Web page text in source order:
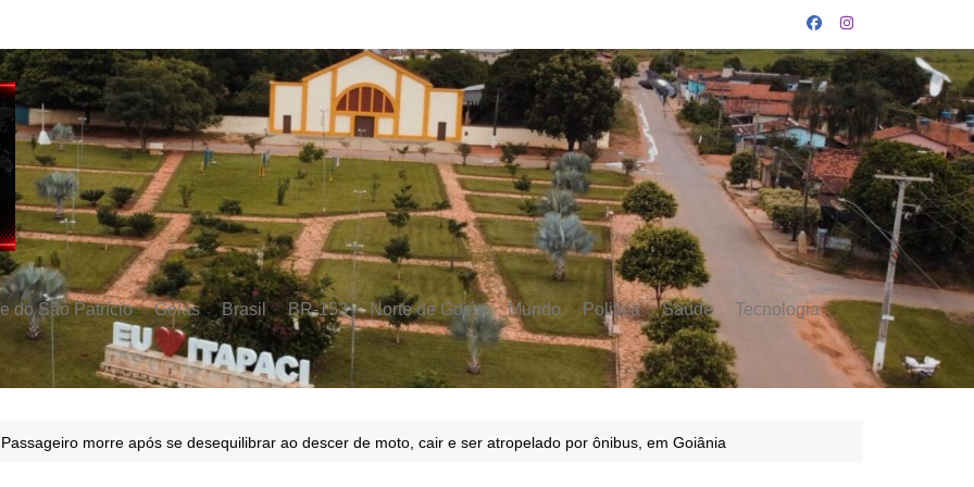
do São Patrício Goiás Brasil BR-153 Norte de Goiás Mundo Politica Saúde Tecnologia
morre após se desequilibrar ao descer de moto, cair e ser atropelado por ônibus, em Goiânia